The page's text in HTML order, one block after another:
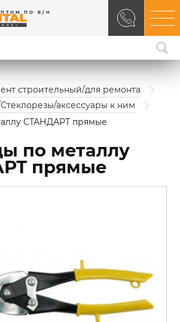
ПО Б/Н
строительный/для ремонта
аксессуары к ним
СТАНДАРТ прямые
по металлу
прямые